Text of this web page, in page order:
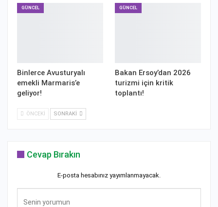
GÜNCEL
Binlerce Avusturyalı
emekli Marmaris’e
geliyor!
GÜNCEL
Bakan Ersoy’dan 2026
turizmi için kritik
toplantı!
ÖNCEKI SONRAKI
Cevap Bırakın
E-posta hesabınız yayımlanmayacak.